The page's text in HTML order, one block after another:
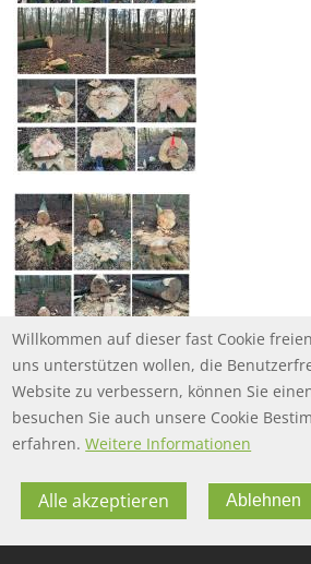
FOOTER MENU
FAQ
FOOTER-
Datenschutz
FOOTER-
Impressum
Willkommen auf dieser fast Cookie
uns unterstützen wollen, die
Website zu verbessern, können Sie
besuchen Sie auch unsere Cookie
erfahren. Weitere Informationen
Alle akzeptieren Ablehnen